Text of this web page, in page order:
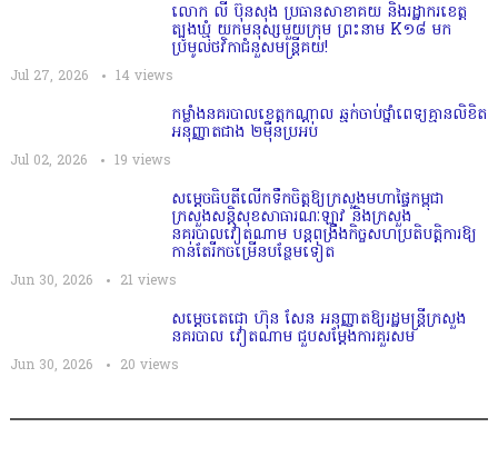
លោក លី ប៊ុនសុង ប្រធានសាខាគយ និងរដ្ឋាករខេត្ត
ត្បូងឃ្មុំ យកមនុស្សមួយក្រុម ព្រះនាម K១៨ មក
ប្រមូលថវិកាជំនួសមន្ត្រីគយ!
Jul 27, 2026 14 views
កម្លាំងនគរបាលខេត្តកណ្ដាល ឆ្មក់ចាប់ថ្នាំពេទ្យគ្មានលិខិត
អនុញ្ញាតជាង ២ម៉ឺនប្រអប់
Jul 02, 2026 19 views
សម្តេច​ធិបតី​លេីកទឹកចិត្ត​ឱ្យក្រសួងមហាផ្ទៃកម្ពុជា
ក្រសួងសន្តិសុខសាធារណៈឡាវ និងក្រសួង
នគរបាលវៀតណាម បន្តពង្រឹងកិច្ចសហប្រតិបត្តិការឱ្យ
កាន់តែរីកចម្រើនបន្ថែមទៀត
Jun 30, 2026 21 views
សម្តេចតេជោ ហ៊ុន សែន អនុញ្ញាតឱ្យរដ្ឋមន្ត្រីក្រសួង
នគរបាល វៀតណាម ជួបសម្តែងការគួរសម
Jun 30, 2026 20 views